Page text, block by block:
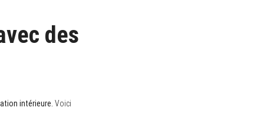
des
intérieure. Voici